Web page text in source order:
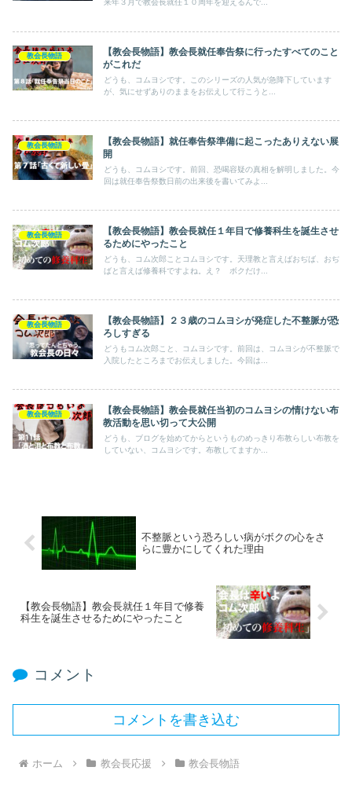
来年３月で教会長就任１０周年を迎えるんで...
教会長物語
【教会長物語】教会長就任奉告祭に行ったすべてのこと
がこれだ
どうも、コムヨシです。このシリーズの人気が急降下しています
が、気にせずありのままをお伝えして行こうと...
教会長物語
【教会長物語】就任奉告祭準備に起こったありえない展
開
どうも、コムヨシです。前回、恐喝容疑の真相を解明しました。今
回は就任奉告祭数日前の出来後を書いてみよ...
教会長物語
【教会長物語】教会長就任１年目で修養科生を誕生させ
るためにやったこと
どうも、コム次郎ことコムヨシです。天理教と言えばおぢば、おぢ
ばと言えば修養科ですよね。え？ ボクだけ...
教会長物語
【教会長物語】２３歳のコムヨシが発症した不整脈が恐
ろしすぎる
どうもコム次郎こと、コムヨシです。前回は、コムヨシが不整脈で
入院したところまでお伝えしました。今回は...
教会長物語
【教会長物語】教会長就任当初のコムヨシの情けない布
教活動を思い切って大公開
どうも、ブログを始めてからというものめっきり布教らしい布教を
していない、コムヨシです。布教してますか...
不整脈という恐ろしい病がボクの心をさ
らに豊かにしてくれた理由
【教会長物語】教会長就任１年目で修養
科生を誕生させるためにやったこと
コメント
コメントを書き込む
ホーム 教会長応援 教会長物語